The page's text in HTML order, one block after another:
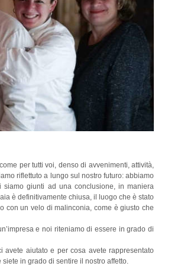
per tutti voi, denso di avvenimenti, attività,
riflettuto a lungo sul nostro futuro: abbiamo
giunti ad una conclusione, in maniera
è definitivamente chiusa, il luogo che è stato
con un velo di malinconia, come è giusto che
e noi riteniamo di essere in grado di
avete aiutato e per cosa avete rappresentato
in grado di sentire il nostro affetto.